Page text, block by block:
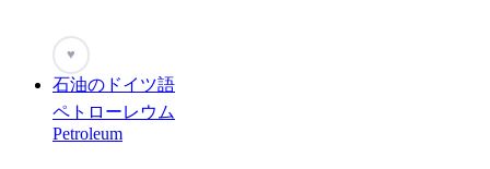
♥
石油のドイツ語
ペトローレウム
Petroleum